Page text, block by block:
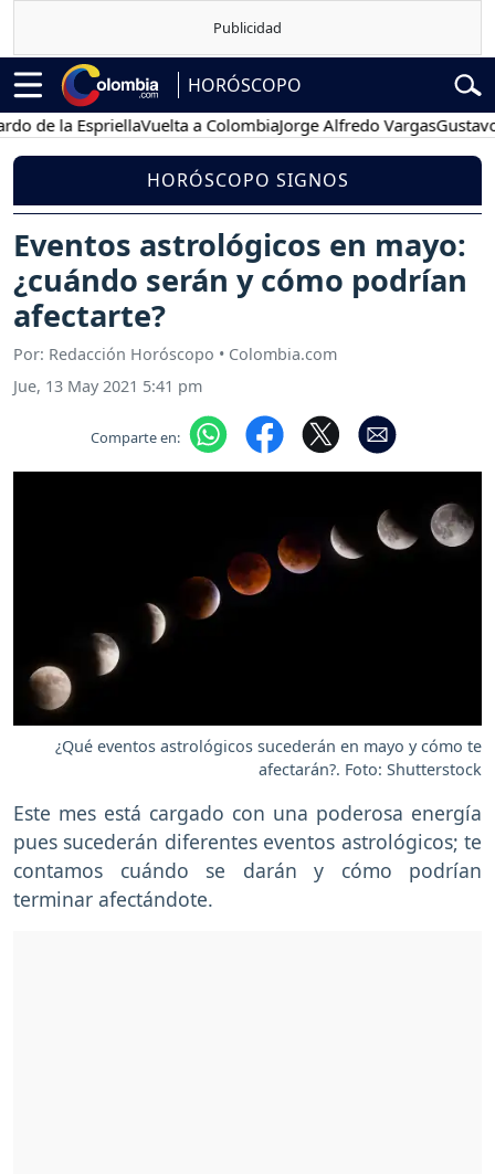
HORÓSCOPO
la EspriellaVuelta a ColombiaJorge Alfredo VargasGustavo Petro
HORÓSCOPO SIGNOS
Eventos astrológicos en mayo:
¿cuándo serán y cómo podrían
afectarte?
Por: Redacción Horóscopo • Colombia.com
Jue, 13 May 2021 5:41 pm
Comparte en:
¿Qué eventos astrológicos sucederán en mayo y cómo te
afectarán?. Foto: Shutterstock
Este mes está cargado con una poderosa energía
pues sucederán diferentes eventos astrológicos; te
contamos cuándo se darán y cómo podrían
terminar afectándote.